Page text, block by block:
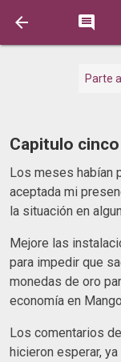
 
Parte
Capitulo cinco
Los meses habían
aceptada mi
la situación en
Mejore las
para impedir que
monedas de oro
economía en
Los comentarios
hicieron esperar,